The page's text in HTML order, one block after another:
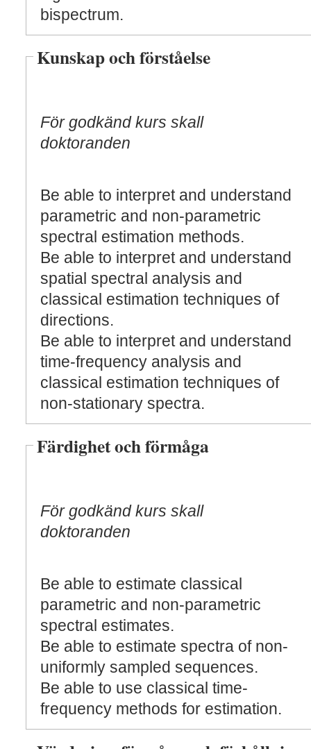
bispectrum.
Kunskap och förståelse
För godkänd kurs skall
doktoranden
Be able to interpret and understand
parametric and non-parametric
spectral estimation methods.
Be able to interpret and understand
spatial spectral analysis and
classical estimation techniques of
directions.
Be able to interpret and understand
time-frequency analysis and
classical estimation techniques of
non-stationary spectra.
Färdighet och förmåga
För godkänd kurs skall
doktoranden
Be able to estimate classical
parametric and non-parametric
spectral estimates.
Be able to estimate spectra of non-
uniformly sampled sequences.
Be able to use classical time-
frequency methods for estimation.